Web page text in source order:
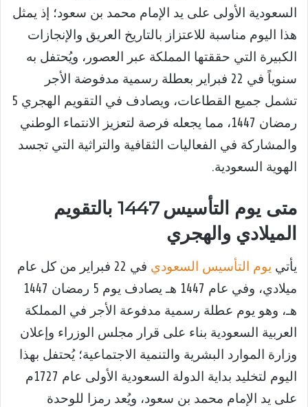
السعودية الأولى على يد الإمام محمد بن سعود؛ إذ يمثل
هذا اليوم مناسبة للاعتزاز بالتاريخ العريق والإنجازات
الكبيرة التي حققتها المملكة عبر العصور، ويُحتفل به
سنوياً في 22 فبراير بعطلة رسمية مدفوضة الأجر
تشمل جميع القطاعات، ويصادف في التقويم الهجري 5
رمضان 1447، مما يجعله فرصة لتعزيز الانتماء الوطني
والمشاركة في الفعاليات الثقافية والتراثية التي تجسد
الهوية السعودية.
متى يوم التأسيس 1447 بالتقويم
الميلادي والهجري
يأتي يوم التأسيس السعودي
في 22 فبراير من كل عام
ميلادي، وفي عام 1447 هـ يصادف يوم 5 رمضان 1447
هـ، وهو يوم عطلة رسمية مدفوعة الأجر في المملكة
العربية السعودية بناء على قرار مجلس الوزراء وإعلان
وزارة الموارد البشرية والتنمية الاجتماعية؛ يُحتفل بهذا
اليوم لتخليد بداية الدولة السعودية الأولى عام 1727م
على يد الإمام محمد بن سعود، ويُعد رمزا للوحدة